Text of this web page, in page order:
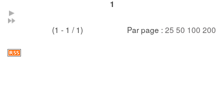
1
(1 - 1 / 1) Par page : 25 50 100 200